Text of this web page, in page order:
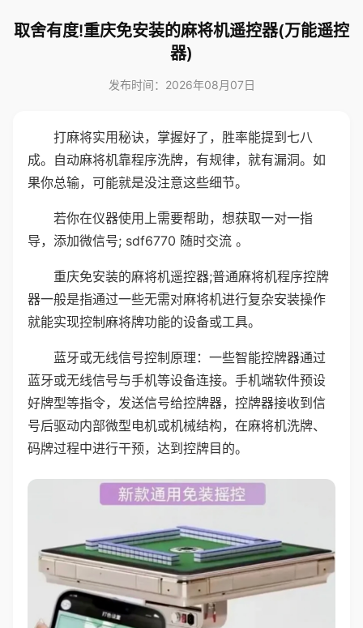
取舍有度!重庆免安装的麻将机遥控器(万能遥控
器)
发布时间：2026年08月07日
打麻将实用秘诀，掌握好了，胜率能提到七八
成。自动麻将机靠程序洗牌，有规律，就有漏洞。如
果你总输，可能就是没注意这些细节。
若你在仪器使用上需要帮助，想获取一对一指
导，添加微信号; sdf6770 随时交流 。
重庆免安装的麻将机遥控器;普通麻将机程序控牌
器一般是指通过一些无需对麻将机进行复杂安装操作
就能实现控制麻将牌功能的设备或工具。
蓝牙或无线信号控制原理：一些智能控牌器通过
蓝牙或无线信号与手机等设备连接。手机端软件预设
好牌型等指令，发送信号给控牌器，控牌器接收到信
号后驱动内部微型电机或机械结构，在麻将机洗牌、
码牌过程中进行干预，达到控牌目的。